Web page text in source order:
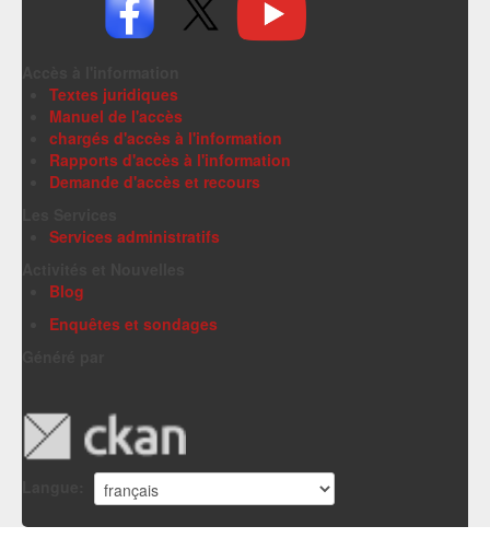
Textes juridiques
Manuel de l'accès
chargés d'accès à l'information
Rapports d'accès à l'information
Demande d'accès et recours
Services administratifs
Blog
Enquêtes et sondages